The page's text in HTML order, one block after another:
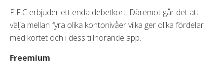
P.F.C erbjuder ett enda debetkort. Däremot går det att
välja mellan fyra olika kontonivåer vilka ger olika fördelar
med kortet och i dess tillhörande app.
Freemium